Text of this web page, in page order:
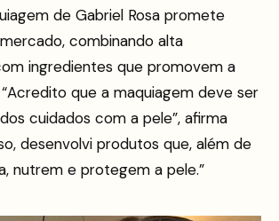
de Gabriel Rosa promete
combinando alta
ingredientes que promovem a
que a maquiagem deve ser
cuidados com a pele”, afirma
desenvolvi produtos que, além de
nutrem e protegem a pele.”